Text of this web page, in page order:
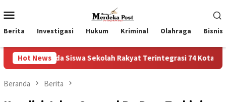
ke
kontenMobile
Berita Investigasi Hukum Kriminal Olahraga Bisnis
Hot News
Siswa Sekolah Rakyat Terintegrasi 74 Kota Tual
Beranda Berita